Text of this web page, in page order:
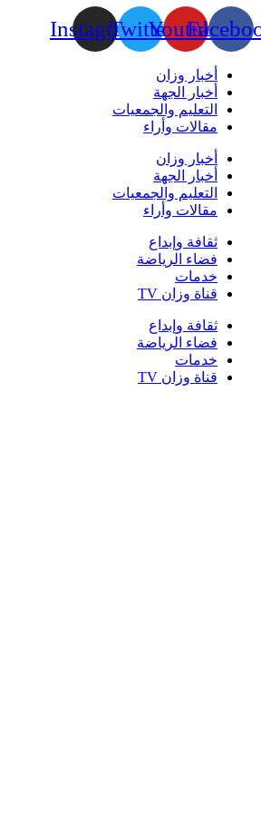
Youtube
Twitter
Instagram
أخبار وزان
أخبار الجهة
التعليم والجمعيات
مقالات وأراء
أخبار وزان
أخبار الجهة
التعليم والجمعيات
مقالات وأراء
ثقافة وإبداع
فضاء الرياضة
خدمات
قناة وزان TV
ثقافة وإبداع
فضاء الرياضة
خدمات
قناة وزان TV